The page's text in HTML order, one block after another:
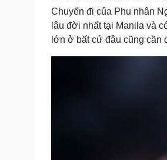
Sức khỏe
Dinh dưỡng - món ngon
Sản phụ khoa
Chuyến đi của Phu nhân
lâu đời nhất tại Manila và
lớn ở bất cứ đâu cũng cần